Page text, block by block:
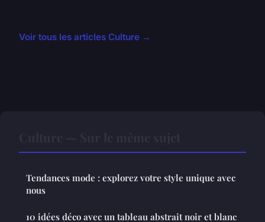
Voir tous les articles Culture →
Tendances mode : explorez votre style unique avec
nous
10 idées déco avec un tableau abstrait noir et blanc